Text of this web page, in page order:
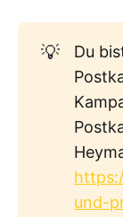
💡
Du
und-